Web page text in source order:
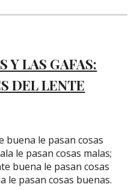
Y LAS GAFAS:
DEL LENTE
buena le pasan cosas
le pasan cosas malas;
buena le pasan cosas
le pasan cosas buenas.